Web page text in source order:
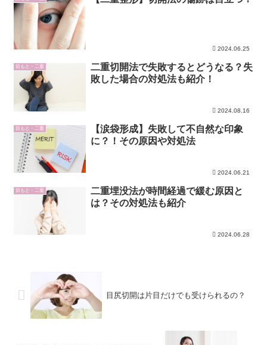
2024.06.25
目もと・二重
二重切開法で失敗するとどうなる？失
敗した場合の対処法も紹介！
2024.08.16
目もと・二重
【涙袋形成】失敗して不自然な印象
に？！その原因や対処法
2024.06.21
目もと・二重
二重埋没法が時間経過で緩む原因と
は？その対処法も紹介
2024.06.28
目尻切開は片目だけでも受けられるの？